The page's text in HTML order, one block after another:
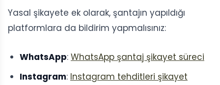
Yasal şikayete ek olarak, şantajın yapıldığı
platformlara da bildirim yapmalısınız:
WhatsApp: WhatsApp şantaj şikayet süreci
Instagram: Instagram tehditleri şikayet